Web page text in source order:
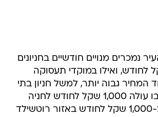
נמכרים מנויים חודשיים בחניונים
750 שקל לחודש, ואילו במוקדי תעסוקה
המחיר גבוה יותר, למשל חניון בתי
המשפט שמנוי בו עולה 1,000 שקל לחודש לחניה
שמורה, ויותר מ-1,000 שקל לחודש באזור רוטשילד